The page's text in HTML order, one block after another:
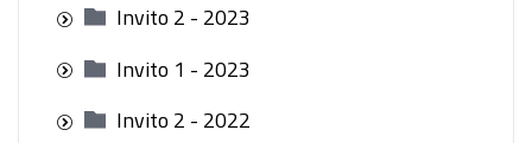
Invito 2 - 2023
Invito 1 - 2023
Invito 2 - 2022